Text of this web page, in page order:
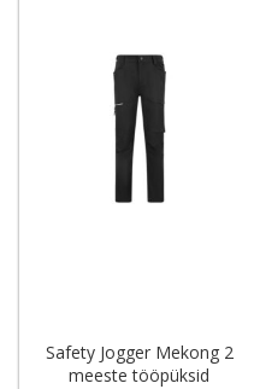
Safety Jogger Mekong 2
meeste tööpüksid